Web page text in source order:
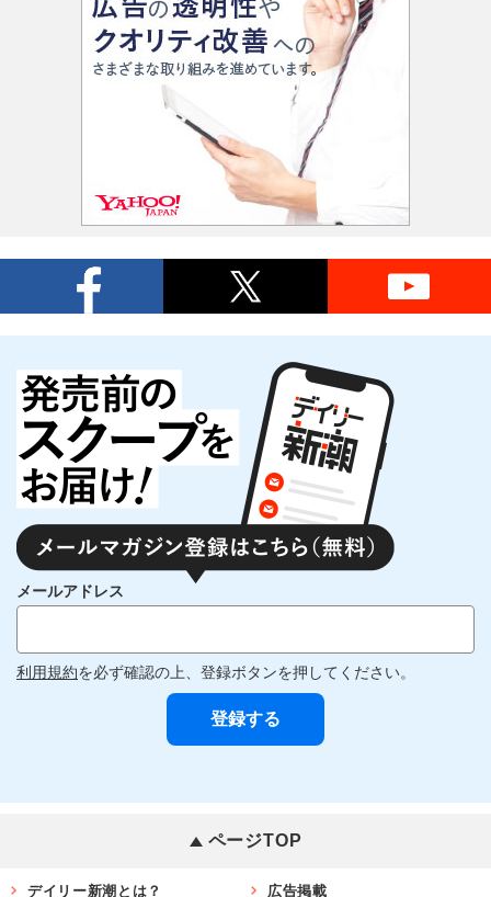
メールアドレス
利用規約を必ず確認の上、登録ボタンを押してください。
ページTOP
デイリー新潮とは？ 広告掲載